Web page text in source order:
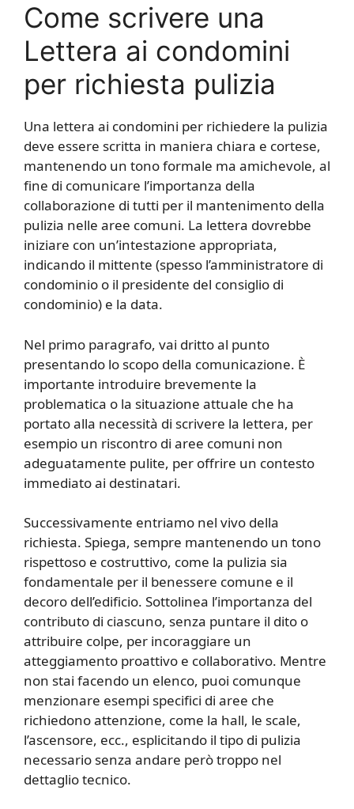
Come scrivere una
Lettera ai condomini
per richiesta pulizia
Una lettera ai condomini per richiedere la pulizia
deve essere scritta in maniera chiara e cortese,
mantenendo un tono formale ma amichevole, al
fine di comunicare l’importanza della
collaborazione di tutti per il mantenimento della
pulizia nelle aree comuni. La lettera dovrebbe
iniziare con un’intestazione appropriata,
indicando il mittente (spesso l’amministratore di
condominio o il presidente del consiglio di
condominio) e la data.
Nel primo paragrafo, vai dritto al punto
presentando lo scopo della comunicazione. È
importante introduire brevemente la
problematica o la situazione attuale che ha
portato alla necessità di scrivere la lettera, per
esempio un riscontro di aree comuni non
adeguatamente pulite, per offrire un contesto
immediato ai destinatari.
Successivamente entriamo nel vivo della
richiesta. Spiega, sempre mantenendo un tono
rispettoso e costruttivo, come la pulizia sia
fondamentale per il benessere comune e il
decoro dell’edificio. Sottolinea l’importanza del
contributo di ciascuno, senza puntare il dito o
attribuire colpe, per incoraggiare un
atteggiamento proattivo e collaborativo. Mentre
non stai facendo un elenco, puoi comunque
menzionare esempi specifici di aree che
richiedono attenzione, come la hall, le scale,
l’ascensore, ecc., esplicitando il tipo di pulizia
necessario senza andare però troppo nel
dettaglio tecnico.